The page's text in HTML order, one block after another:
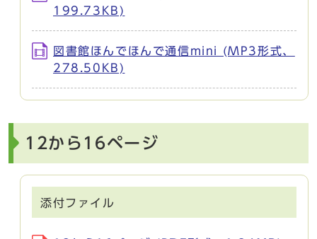
199.73KB)
図書館ほんでほんで通信mini (MP3形式、
278.50KB)
12から16ページ
添付ファイル